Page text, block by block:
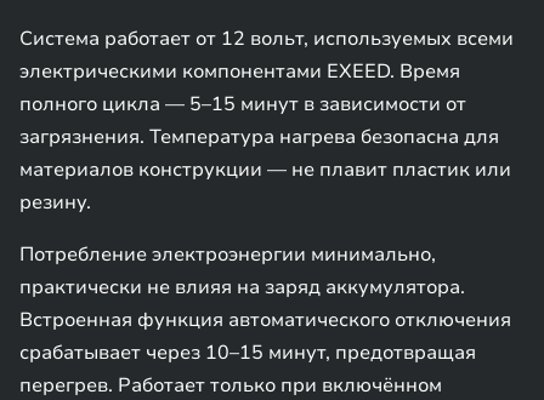
Система работает от 12 вольт, используемых всеми
электрическими компонентами EXEED. Время
полного цикла — 5–15 минут в зависимости от
загрязнения. Температура нагрева безопасна для
материалов конструкции — не плавит пластик или
резину.
Потребление электроэнергии минимально,
практически не влияя на заряд аккумулятора.
Встроенная функция автоматического отключения
срабатывает через 10–15 минут, предотвращая
перегрев. Работает только при включённом